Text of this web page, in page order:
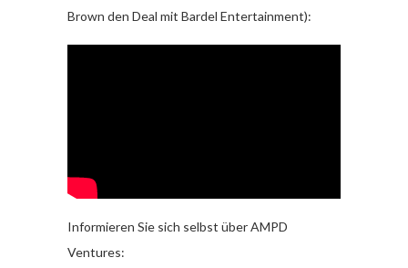
Brown den Deal mit Bardel Entertainment):
Informieren Sie sich selbst über AMPD
Ventures: